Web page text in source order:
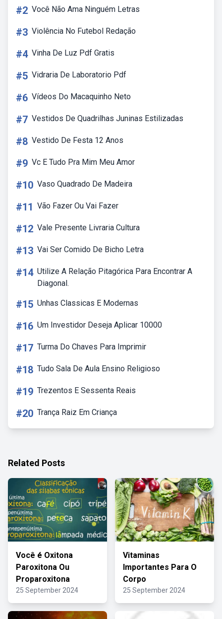
#2 Você Não Ama Ninguém Letras
#3 Violência No Futebol Redação
#4 Vinha De Luz Pdf Gratis
#5 Vidraria De Laboratorio Pdf
#6 Vídeos Do Macaquinho Neto
#7 Vestidos De Quadrilhas Juninas Estilizadas
#8 Vestido De Festa 12 Anos
#9 Vc E Tudo Pra Mim Meu Amor
#10 Vaso Quadrado De Madeira
#11 Vão Fazer Ou Vai Fazer
#12 Vale Presente Livraria Cultura
#13 Vai Ser Comido De Bicho Letra
#14 Utilize A Relação Pitagórica Para Encontrar A
Diagonal.
#15 Unhas Classicas E Modernas
#16 Um Investidor Deseja Aplicar 10000
#17 Turma Do Chaves Para Imprimir
#18 Tudo Sala De Aula Ensino Religioso
#19 Trezentos E Sessenta Reais
#20 Trança Raiz Em Criança
Related Posts
Você é Oxitona
Paroxitona Ou
Proparoxitona
25 September 2024
Vitaminas
Importantes Para O
Corpo
25 September 2024